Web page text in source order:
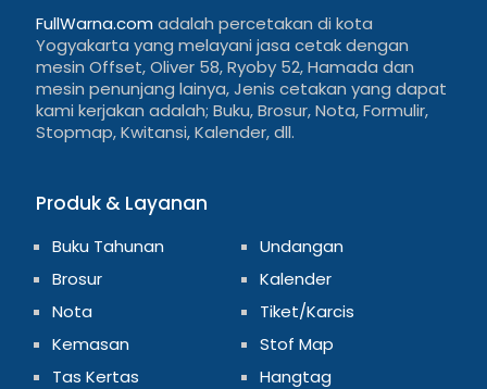
FullWarna.com adalah percetakan di kota
Yogyakarta yang melayani jasa cetak dengan
mesin Offset, Oliver 58, Ryoby 52, Hamada dan
mesin penunjang lainya, Jenis cetakan yang dapat
kami kerjakan adalah; Buku, Brosur, Nota, Formulir,
Stopmap, Kwitansi, Kalender, dll.
Produk & Layanan
Buku Tahunan
Brosur
Nota
Kemasan
Tas Kertas
Undangan
Kalender
Tiket/Karcis
Stof Map
Hangtag